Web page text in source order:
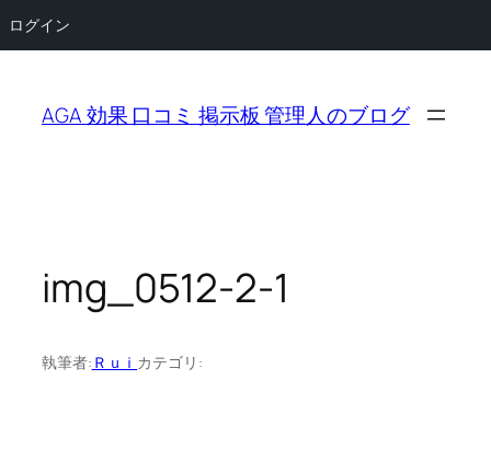
ログイン
AGA 効果 口コミ 掲示板 管理人のブログ
img_0512-2-1
執筆者: Ｒｕｉ カテゴリ: